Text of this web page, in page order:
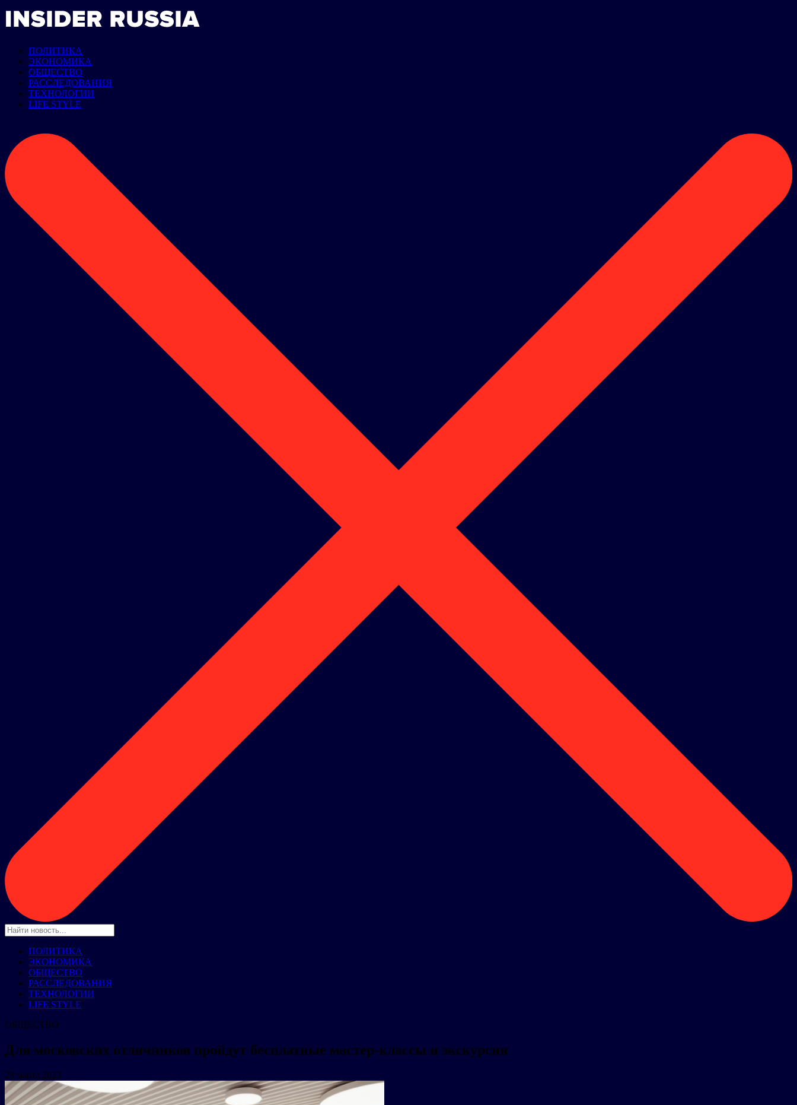
ПОЛИТИКА
ЭКОНОМИКА
ОБЩЕСТВО
РАССЛЕДОВАНИЯ
ТЕХНОЛОГИИ
LIFE STYLE
ПОЛИТИКА
ЭКОНОМИКА
ОБЩЕСТВО
РАССЛЕДОВАНИЯ
ТЕХНОЛОГИИ
LIFE STYLE
ОБЩЕСТВО
Для московских отличников пройдут бесплатные мастер-классы и экскурсии
28 марта 2023